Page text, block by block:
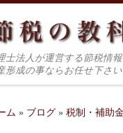
ップ
士法人が運営する節税情
形成の事ならお任せ下さい
ム » ブログ » 税制・補助